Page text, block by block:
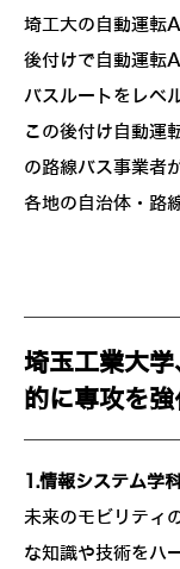
埼工大の自動運転
後付けで自動運転
バスルートをレベ
この後付け自動運
の路線バス事業者
各地の自治体・路
埼玉工業大
的に専攻を強
1.情報システム学
未来のモビリティ
な知識や技術をハ